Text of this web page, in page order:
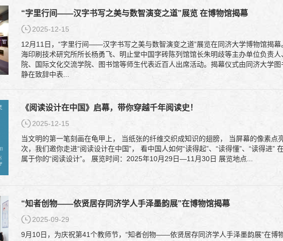
“字里行间——汉字书写之美与数智演变之道”展览 在博物馆揭幕
2025-12-15
12月11日，“字里行间——汉字书写之美与数智演变之道”展览在同济大学博物馆揭幕
海印刷技术研究所所长杨勇飞、明止堂中国字砖陈列馆馆长朱明歧等主办单位负责
院、国际文化交流学院、图书馆等师生代表近百人出席活动。揭幕仪式由同济大学图书
静在致辞中表...
《阅读设计在中国》启幕，带你穿越千年阅读史！
2025-12-15
当文明的第一笔刻画在龟甲上， 当纸张的纤维交织成知识的翅膀， 当屏幕的像素
次，我们邀你走进“阅读设计在中国”， 看中国人如何“读得起”、“读得懂”、“读得进” 在纸
属于你的“阅读设计”。 展览时间：2025年10月29日—11月30日 展览地点...
“知者创物——依贤居存同济学人手泽墨韵展”在博物馆揭幕
2025-09-29
9月10日，为庆祝第41个教师节，“知者创物——依贤居存同济学人手泽墨韵展”在博